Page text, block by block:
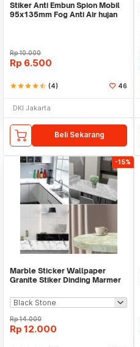
Stiker Anti Embun Spion Mobil
95x135mm Fog Anti Air hujan
Rp10.000
Rp 6.500
starstarstarstarstar_half (4) 46
DKI Jakarta
Beli Sekarang
-15%
Marble Sticker Wallpaper
Granite Stiker Dinding Marmer
Rp14.000
Rp 12.000